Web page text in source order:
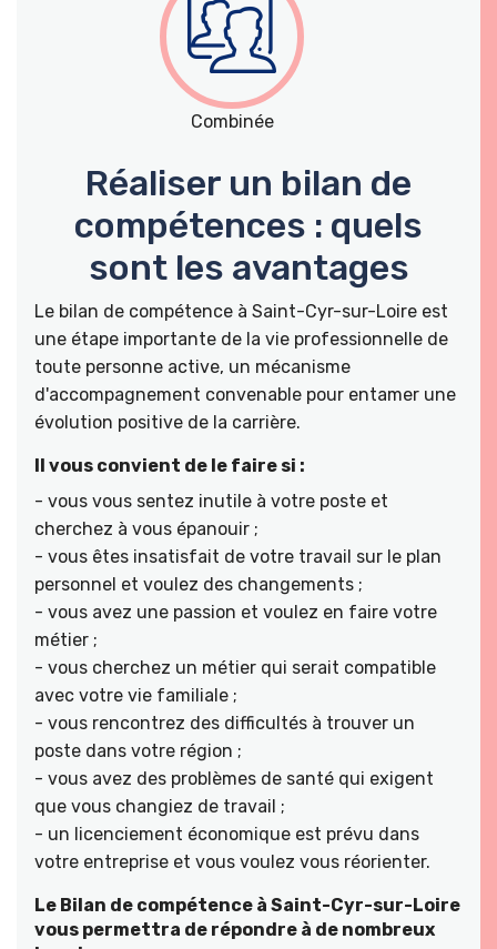
Combinée
Réaliser un bilan de
compétences : quels
sont les avantages
Le bilan de compétence à Saint-Cyr-sur-Loire est
une étape importante de la vie professionnelle de
toute personne active, un mécanisme
d'accompagnement convenable pour entamer une
évolution positive de la carrière.
Il vous convient de le faire si :
- vous vous sentez inutile à votre poste et
cherchez à vous épanouir ;
- vous êtes insatisfait de votre travail sur le plan
personnel et voulez des changements ;
- vous avez une passion et voulez en faire votre
métier ;
- vous cherchez un métier qui serait compatible
avec votre vie familiale ;
- vous rencontrez des difficultés à trouver un
poste dans votre région ;
- vous avez des problèmes de santé qui exigent
que vous changiez de travail ;
- un licenciement économique est prévu dans
votre entreprise et vous voulez vous réorienter.
Le Bilan de compétence à Saint-Cyr-sur-Loire
vous permettra de répondre à de nombreux